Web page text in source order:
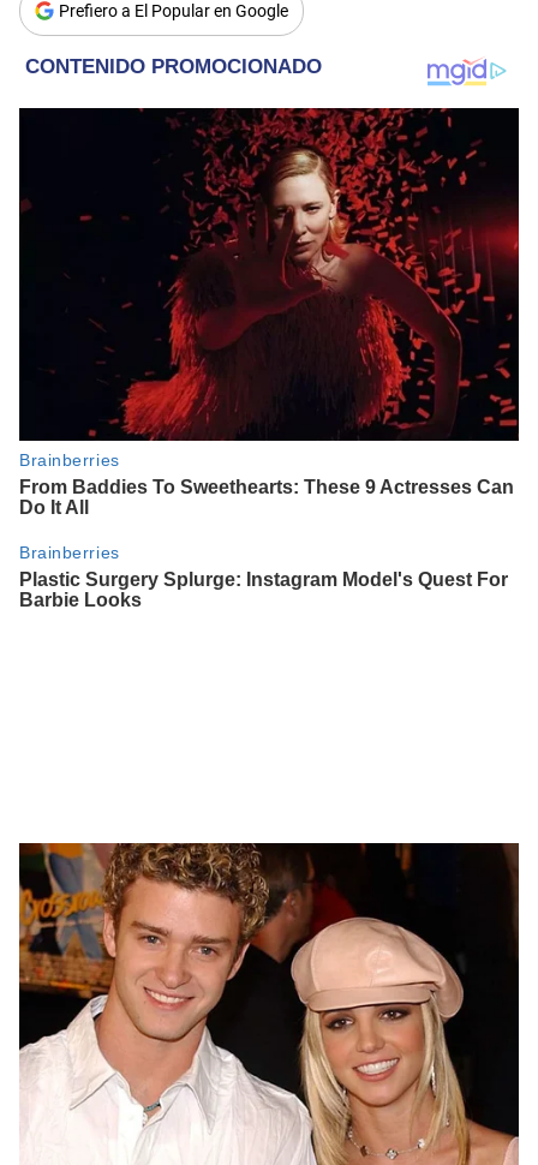
Prefiero a El Popular en Google